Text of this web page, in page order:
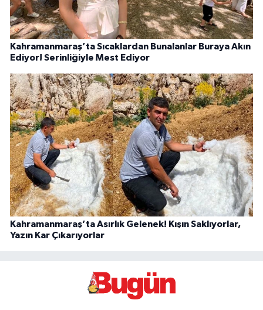
Kahramanmaraş’ta Sıcaklardan Bunalanlar Buraya Akın
Ediyor! Serinliğiyle Mest Ediyor
Kahramanmaraş’ta Asırlık Gelenek! Kışın Saklıyorlar,
Yazın Kar Çıkarıyorlar